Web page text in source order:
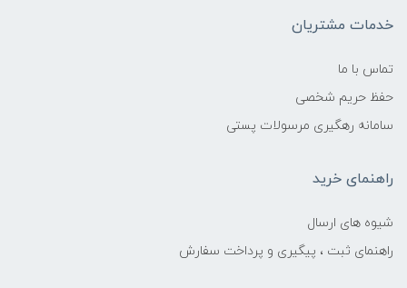
خدمات مشتریان
تماس با ما
حفظ حریم شخصی
سامانه رهگیری مرسولات پستی
راهنمای خرید
شیوه های ارسال
راهنمای ثبت ، پیگیری و پرداخت سفارش